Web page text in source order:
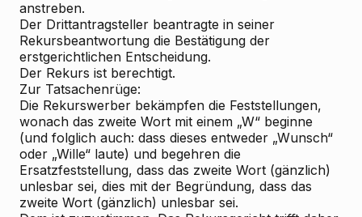
anstreben.
Der Drittantragsteller beantragte in seiner
Rekursbeantwortung die Bestätigung der
erstgerichtlichen Entscheidung.
Der Rekurs ist berechtigt.
Zur Tatsachenrüge:
Die Rekurswerber bekämpfen die Feststellungen,
wonach das zweite Wort mit einem „W“ beginne
(und folglich auch: dass dieses entweder „Wunsch“
oder „Wille“ laute) und begehren die
Ersatzfeststellung, dass das zweite Wort (gänzlich)
unlesbar sei, dies mit der Begründung, dass das
zweite Wort (gänzlich) unlesbar sei.